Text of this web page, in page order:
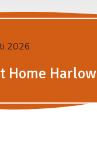
2026
Home Harlow